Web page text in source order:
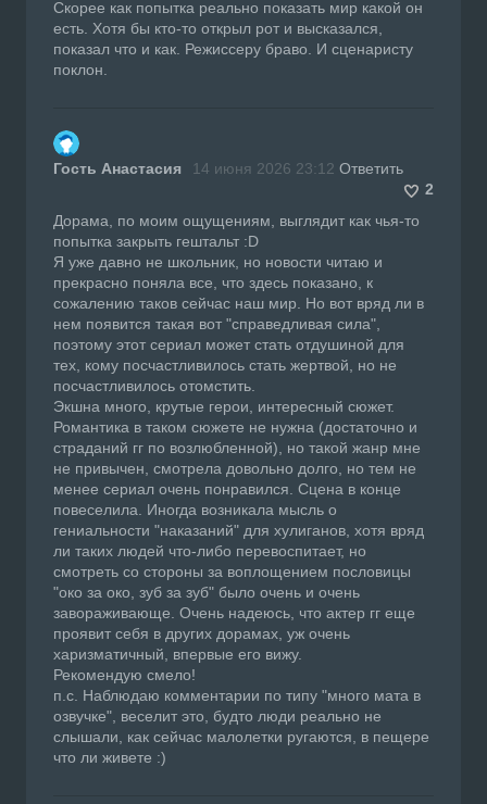
Скорее как попытка реально показать мир какой он
есть. Хотя бы кто-то открыл рот и высказался,
показал что и как. Режиссеру браво. И сценаристу
поклон.
Гость Анастасия 14 июня 2026 23:12 Ответить
2
Дорама, по моим ощущениям, выглядит как чья-то
попытка закрыть гештальт :D
Я уже давно не школьник, но новости читаю и
прекрасно поняла все, что здесь показано, к
сожалению таков сейчас наш мир. Но вот вряд ли в
нем появится такая вот "справедливая сила",
поэтому этот сериал может стать отдушиной для
тех, кому посчастливилось стать жертвой, но не
посчастливилось отомстить.
Экшна много, крутые герои, интересный сюжет.
Романтика в таком сюжете не нужна (достаточно и
страданий гг по возлюбленной), но такой жанр мне
не привычен, смотрела довольно долго, но тем не
менее сериал очень понравился. Сцена в конце
повеселила. Иногда возникала мысль о
гениальности "наказаний" для хулиганов, хотя вряд
ли таких людей что-либо перевоспитает, но
смотреть со стороны за воплощением пословицы
"око за око, зуб за зуб" было очень и очень
завораживающе. Очень надеюсь, что актер гг еще
проявит себя в других дорамах, уж очень
харизматичный, впервые его вижу.
Рекомендую смело!
п.с. Наблюдаю комментарии по типу "много мата в
озвучке", веселит это, будто люди реально не
слышали, как сейчас малолетки ругаются, в пещере
что ли живете :)